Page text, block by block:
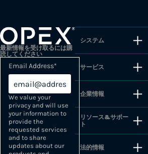
最新情報を受け取るには購
読してください
Email Address*
We value your
privacy and will use
your information to
provide the
requested services
and to share
updates about our
システム
サービス
企業情報
リソース&サポー
ト
法的情報